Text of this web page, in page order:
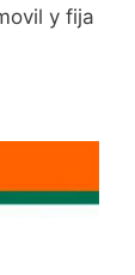
y fija